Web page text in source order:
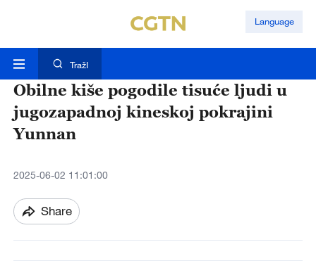
Language
TražI
Obilne kiše pogodile tisuće ljudi u
jugozapadnoj kineskoj pokrajini
Yunnan
2025-06-02 11:01:00
Share